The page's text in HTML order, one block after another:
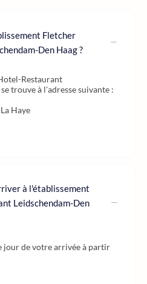
Fletcher
Den Haag ?
Restaurant
trouve à l'adresse suivante :
Haye
à l'établissement
Leidschendam-Den
jour de votre arrivée à partir